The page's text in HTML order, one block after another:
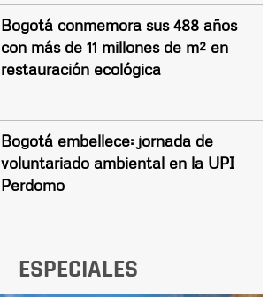
Bogotá conmemora sus 488 años
con más de 11 millones de m² en
restauración ecológica
Bogotá embellece: jornada de
voluntariado ambiental en la UPI
Perdomo
ESPECIALES